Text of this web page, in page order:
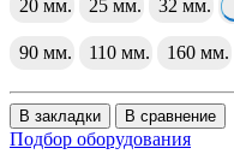
20 мм. 25 мм. 32 мм.
90 мм. 110 мм. 160 мм.
В закладки В сравнение
Подбор оборудования